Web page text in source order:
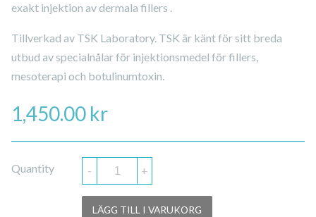
exakt injektion av dermala fillers .
Tillverkad av TSK Laboratory. TSK är känt för sitt breda
utbud av specialnålar för injektionsmedel för fillers,
mesoterapi och botulinumtoxin.
1,450.00 kr
Quantity - +
LÄGG TILL I VARUKORG